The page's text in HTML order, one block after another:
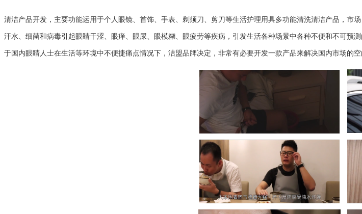
清洁产品开发，主要功能运用于个人眼镜、首饰、手表、剃须刀、剪刀等生活护理用具多功能清洗清洁产品，市
汗水、细菌和病毒引起眼睛干涩、眼痒、眼屎、眼模糊、眼疲劳等疾病，引发生活各种场景中各种不便和不可
于国内眼睛人士在生活等环境中不便捷痛点情况下，洁盟品牌决定，非常有必要开发一款产品来解决国内市场的空